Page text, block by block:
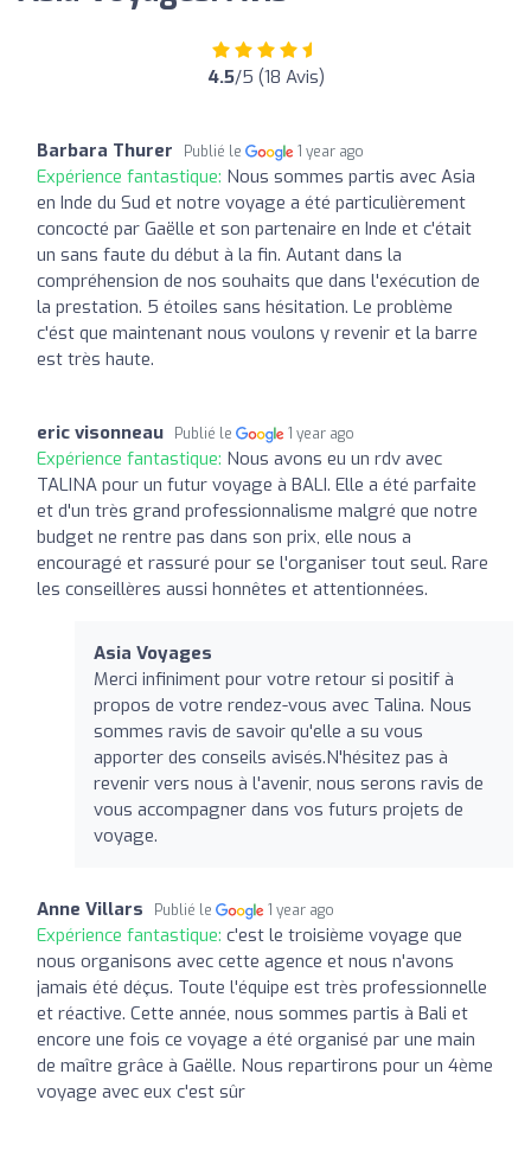
4.5/5 (18 Avis)
Barbara Thurer Publié le 1 year ago
Expérience fantastique: Nous sommes partis avec Asia
en Inde du Sud et notre voyage a été particulièrement
concocté par Gaëlle et son partenaire en Inde et c'était
un sans faute du début à la fin. Autant dans la
compréhension de nos souhaits que dans l'exécution de
la prestation. 5 étoiles sans hésitation. Le problème
c'ést que maintenant nous voulons y revenir et la barre
est très haute.
eric visonneau Publié le 1 year ago
Expérience fantastique: Nous avons eu un rdv avec
TALINA pour un futur voyage à BALI. Elle a été parfaite
et d'un très grand professionnalisme malgré que notre
budget ne rentre pas dans son prix, elle nous a
encouragé et rassuré pour se l'organiser tout seul. Rare
les conseillères aussi honnêtes et attentionnées.
Asia Voyages
Merci infiniment pour votre retour si positif à
propos de votre rendez-vous avec Talina. Nous
sommes ravis de savoir qu'elle a su vous
apporter des conseils avisés.N'hésitez pas à
revenir vers nous à l'avenir, nous serons ravis de
vous accompagner dans vos futurs projets de
voyage.
Anne Villars Publié le 1 year ago
Expérience fantastique: c'est le troisième voyage que
nous organisons avec cette agence et nous n'avons
jamais été déçus. Toute l'équipe est très professionnelle
et réactive. Cette année, nous sommes partis à Bali et
encore une fois ce voyage a été organisé par une main
de maître grâce à Gaëlle. Nous repartirons pour un 4ème
voyage avec eux c'est sûr